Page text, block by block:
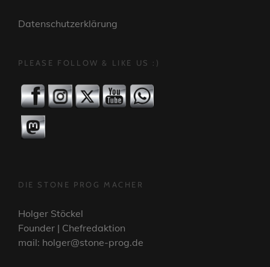
Datenschutzerklärung
PLEASE FOLLOW & LIKE US :)
DIE STONE PROG MACHER
Holger Stöckel
Founder | Chefredaktion
mail: holger@stone-prog.de